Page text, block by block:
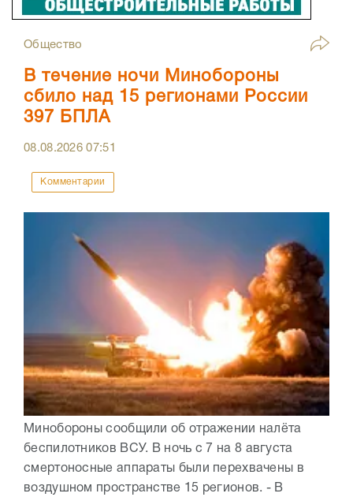
Общество
В течение ночи Минобороны
сбило над 15 регионами России
397 БПЛА
08.08.202607:51
Комментарии
Минобороны сообщили об отражении налёта
беспилотников ВСУ. В ночь с 7 на 8 августа
смертоносные аппараты были перехвачены в
воздушном пространстве 15 регионов. - В